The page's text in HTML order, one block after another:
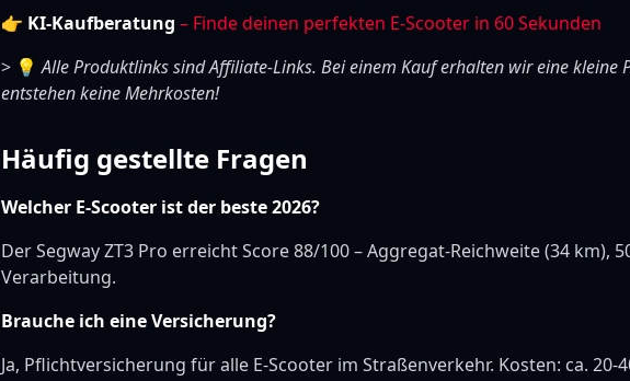
👉 KI-Kaufberatung – Finde deinen perfekten E-Scooter in 60 Sekunden
> 💡Alle Produktlinks sind Affiliate-Links. Bei einem Kauf erhalten wir eine kleine
entstehen keine Mehrkosten!
Häufig gestellte Fragen
Welcher E-Scooter ist der beste 2026?
Der Segway ZT3 Pro erreicht Score 88/100 – Aggregat-Reichweite (34 km),
Verarbeitung.
Brauche ich eine Versicherung?
Ja, Pflichtversicherung für alle E-Scooter im Straßenverkehr. Kosten: ca. 20-